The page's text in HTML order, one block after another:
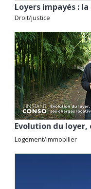
Loyers impayés :
Droit/justice
Logement/immobilier